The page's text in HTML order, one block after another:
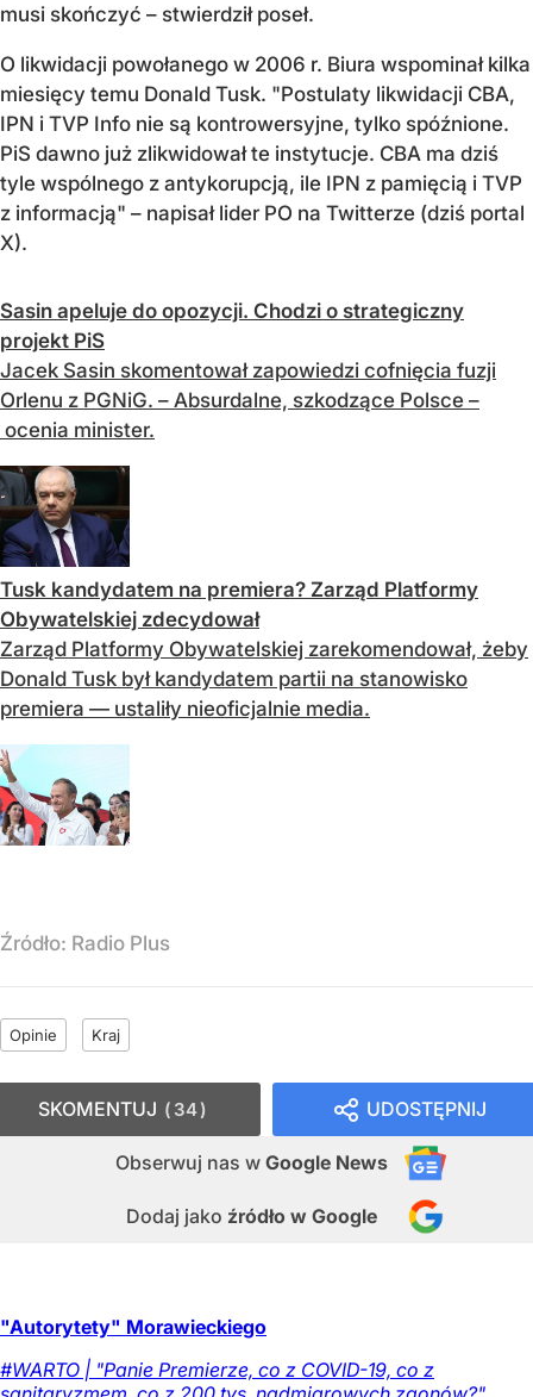
musi skończyć – stwierdził poseł.
O likwidacji powołanego w 2006 r. Biura wspominał kilka
miesięcy temu Donald Tusk. "Postulaty likwidacji CBA,
IPN i TVP Info nie są kontrowersyjne, tylko spóźnione.
PiS dawno już zlikwidował te instytucje. CBA ma dziś
tyle wspólnego z antykorupcją, ile IPN z pamięcią i TVP
z informacją" – napisał lider PO na Twitterze (dziś portal
X).
Sasin apeluje do opozycji. Chodzi o strategiczny
projekt PiS
Jacek Sasin skomentował zapowiedzi cofnięcia fuzji
Orlenu z PGNiG. – Absurdalne, szkodzące Polsce –
ocenia minister.
Tusk kandydatem na premiera? Zarząd Platformy
Obywatelskiej zdecydował
Zarząd Platformy Obywatelskiej zarekomendował, żeby
Donald Tusk był kandydatem partii na stanowisko
premiera — ustaliły nieoficjalnie media.
Źródło: Radio Plus
Opinie Kraj
UDOSTĘPNIJ
Obserwuj nas w Google News
Dodaj jako źródło w Google
SKOMENTUJ 34
"Autorytety" Morawieckiego
#WARTO | "Panie Premierze, co z COVID-19, co z